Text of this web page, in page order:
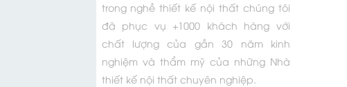
trong nghề thiết kế nội thất chúng tôi
đã phục vụ +1000 khách hàng với
chất lượng của gần 30 năm kinh
nghiệm và thẩm mỹ của những Nhà
thiết kế nội thất chuyên nghiệp.